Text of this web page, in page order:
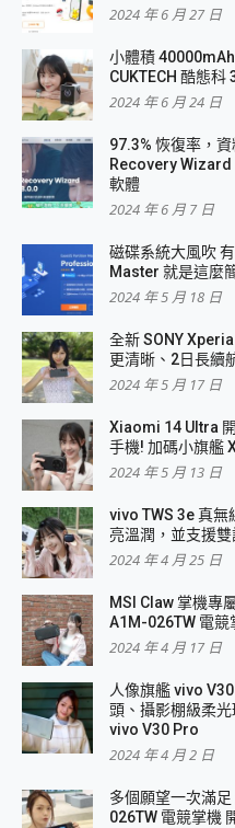
2024 年 6 月 27 日
小體積
CUKTECH 酷態科
2024 年 6 月 24 日
97.3% 恢復率，
Recovery Wizard
軟體
2024 年 6 月 7 日
磁碟系統大風吹
Master 就是這麼
2024 年 5 月 18 日
全新 SONY
更清晰、2日長續
2024 年 5 月 17 日
Xiaomi 14 Ultra
手機! 加碼小旗艦
2024 年 5 月 13 日
vivo TWS 3e 真無
亮溫潤，並支援
2024 年 4 月 25 日
MSI Claw 掌機專
A1M-026TW 電競
2024 年 4 月 17 日
人像旗艦 vivo
頭、攝影棚級柔
vivo V30 Pro
2024 年 4 月 2 日
多個願望一次滿
026TW 電競掌機